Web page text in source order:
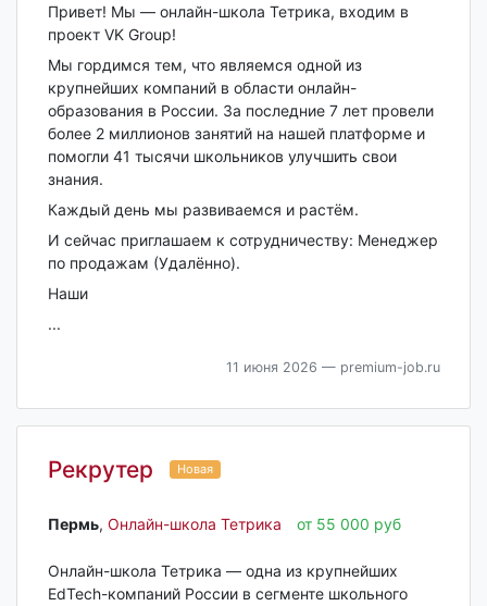
Привет! Мы — онлайн-школа Тетрика, входим в
проект VK Group!
Мы гордимся тем, что являемся одной из
крупнейших компаний в области онлайн-
образования в России. За последние 7 лет провели
более 2 миллионов занятий на нашей платформе и
помогли 41 тысячи школьников улучшить свои
знания.
Каждый день мы развиваемся и растём.
И сейчас приглашаем к сотрудничеству: Менеджер
по продажам (Удалённо).
Наши
...
11 июня 2026 — premium-job.ru
Рекрутер Новая
Пермь‎, Онлайн-школа Тетрика от 55 000 руб
Онлайн-школа Тетрика — одна из крупнейших
EdTech-компаний России в сегменте школьного